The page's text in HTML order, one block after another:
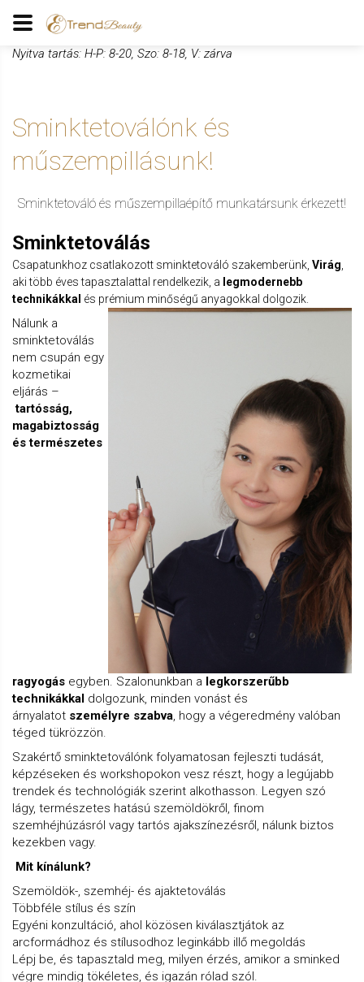
Nyitva tartás: H-P: 8-20, Szo: 8-18, V: zárva
Sminktetoválónk és
műszempillásunk!
Sminktetováló és műszempillaépítő munkatársunk érkezett!
Sminktetoválás
Csapatunkhoz csatlakozott sminktetováló szakemberünk, Virág
aki több éves tapasztalattal rendelkezik, a legmodernebb
technikákkal és prémium minőségű anyagokkal dolgozik.
Nálunk a
sminktetoválás
nem csupán egy
kozmetikai
eljárás –
tartósság,
magabiztosság
és természetes
ragyogás egyben. Szalonunkban a legkorszerűbb
technikákkal dolgozunk, minden vonást és
árnyalatot személyre szabva, hogy a végeredmény valóban
téged tükrözzön.
Szakértő sminktetoválónk folyamatosan fejleszti tudását,
képzéseken és workshopokon vesz részt, hogy a legújabb
trendek és technológiák szerint alkothasson. Legyen szó
lágy, természetes hatású szemöldökről, finom
szemhéjhúzásról vagy tartós ajakszínezésről, nálunk biztos
kezekben vagy.
Mit kínálunk?
Szemöldök-, szemhéj- és ajaktetoválás
Többféle stílus és szín
Egyéni konzultáció, ahol közösen kiválasztjátok az
arcformádhoz és stílusodhoz leginkább illő megoldás
Lépj be, és tapasztald meg, milyen érzés, amikor a sminked
végre mindig tökéletes, és igazán rólad szól.